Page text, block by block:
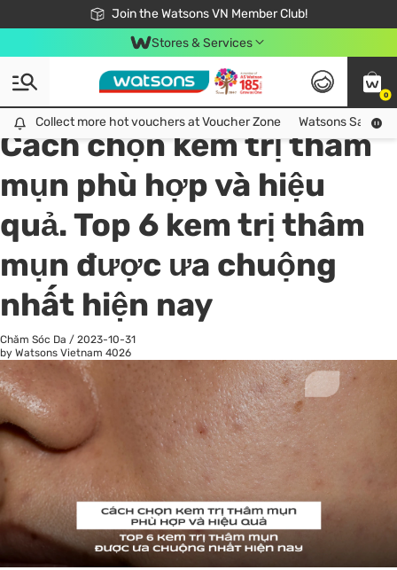
Join the Watsons VN Member Club!
Free Shipping For Order From 249,000Đ
24h Fast delivery in Hồ Chí Minh City
Stores & Services
0
Collect more hot vouchers at Voucher Zone
Collect more hot vouchers at Voucher Zone Watsons Safety
All
Chăm Sóc Cá Nhân
Cách chọn kem trị thâm
mụn phù hợp và hiệu
quả. Top 6 kem trị thâm
mụn được ưa chuộng
nhất hiện nay
Chăm Sóc Da / 2023-10-31
by Watsons Vietnam 4026